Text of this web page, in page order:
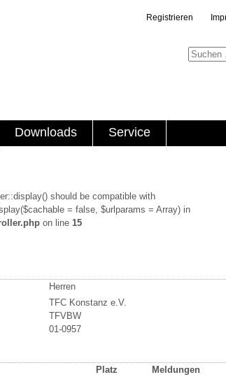
Registrieren
Downloads Service
should be compatible with
= false, $urlparams = Array) in
on line 15
Herren
TFC Konstanz e.V.
TFVBW
01-0957
Platz Meldungen